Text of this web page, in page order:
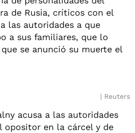
de Rusia, críticos con el
las autoridades a que
a sus familiares, que lo
se anunció su muerte el
Reuters
acusa a las autoridades
opositor en la cárcel y de